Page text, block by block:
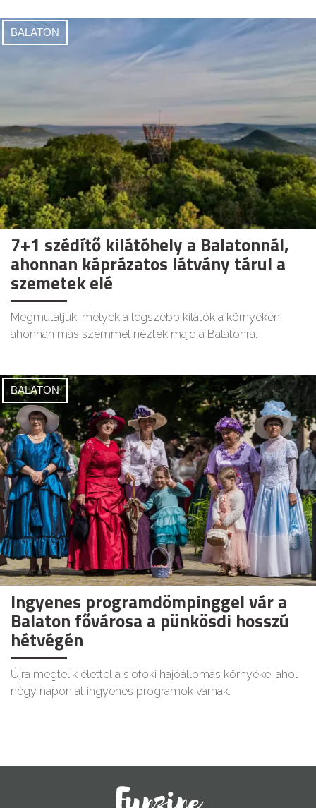
BALATON
7+1 szédítő kilátóhely a Balatonnál,
ahonnan káprázatos látvány tárul a
szemetek elé
Megmutatjuk, melyek a legszebb kilátók a környéken,
ahonnan más szemmel néztek majd a Balatonra.
BALATON
Ingyenes programdömpinggel vár a
Balaton fővárosa a pünkösdi hosszú
hétvégén
Újra megtelik élettel a siófoki hajóállomás környéke, ahol
négy napon át ingyenes programok várnak.